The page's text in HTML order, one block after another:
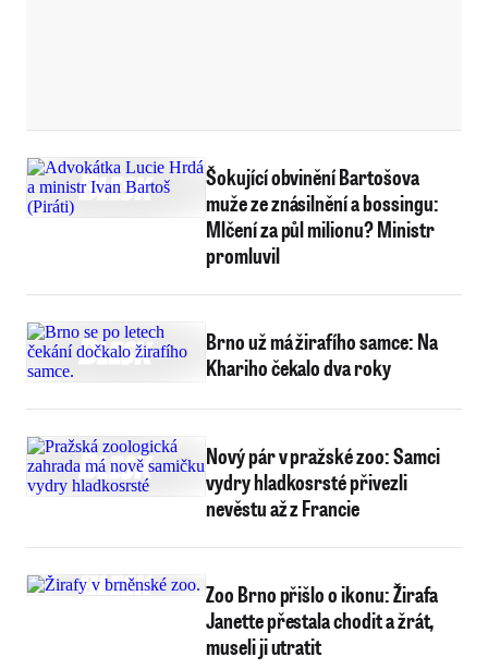
Šokující obvinění Bartošova
muže ze znásilnění a bossingu:
Mlčení za půl milionu? Ministr
promluvil
Brno už má žirafího samce: Na
Khariho čekalo dva roky
Nový pár v pražské zoo: Samci
vydry hladkosrsté přivezli
nevěstu až z Francie
Zoo Brno přišlo o ikonu: Žirafa
Janette přestala chodit a žrát,
museli ji utratit